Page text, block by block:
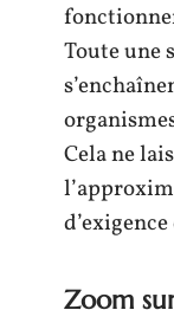
Toute une
Cela ne
Zoom